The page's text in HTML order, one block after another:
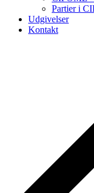
Partier i
Udgivelser
Kontakt